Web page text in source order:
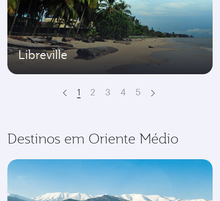
Libreville
Prev
1 2 3 4 5
Destinos em Oriente Médio